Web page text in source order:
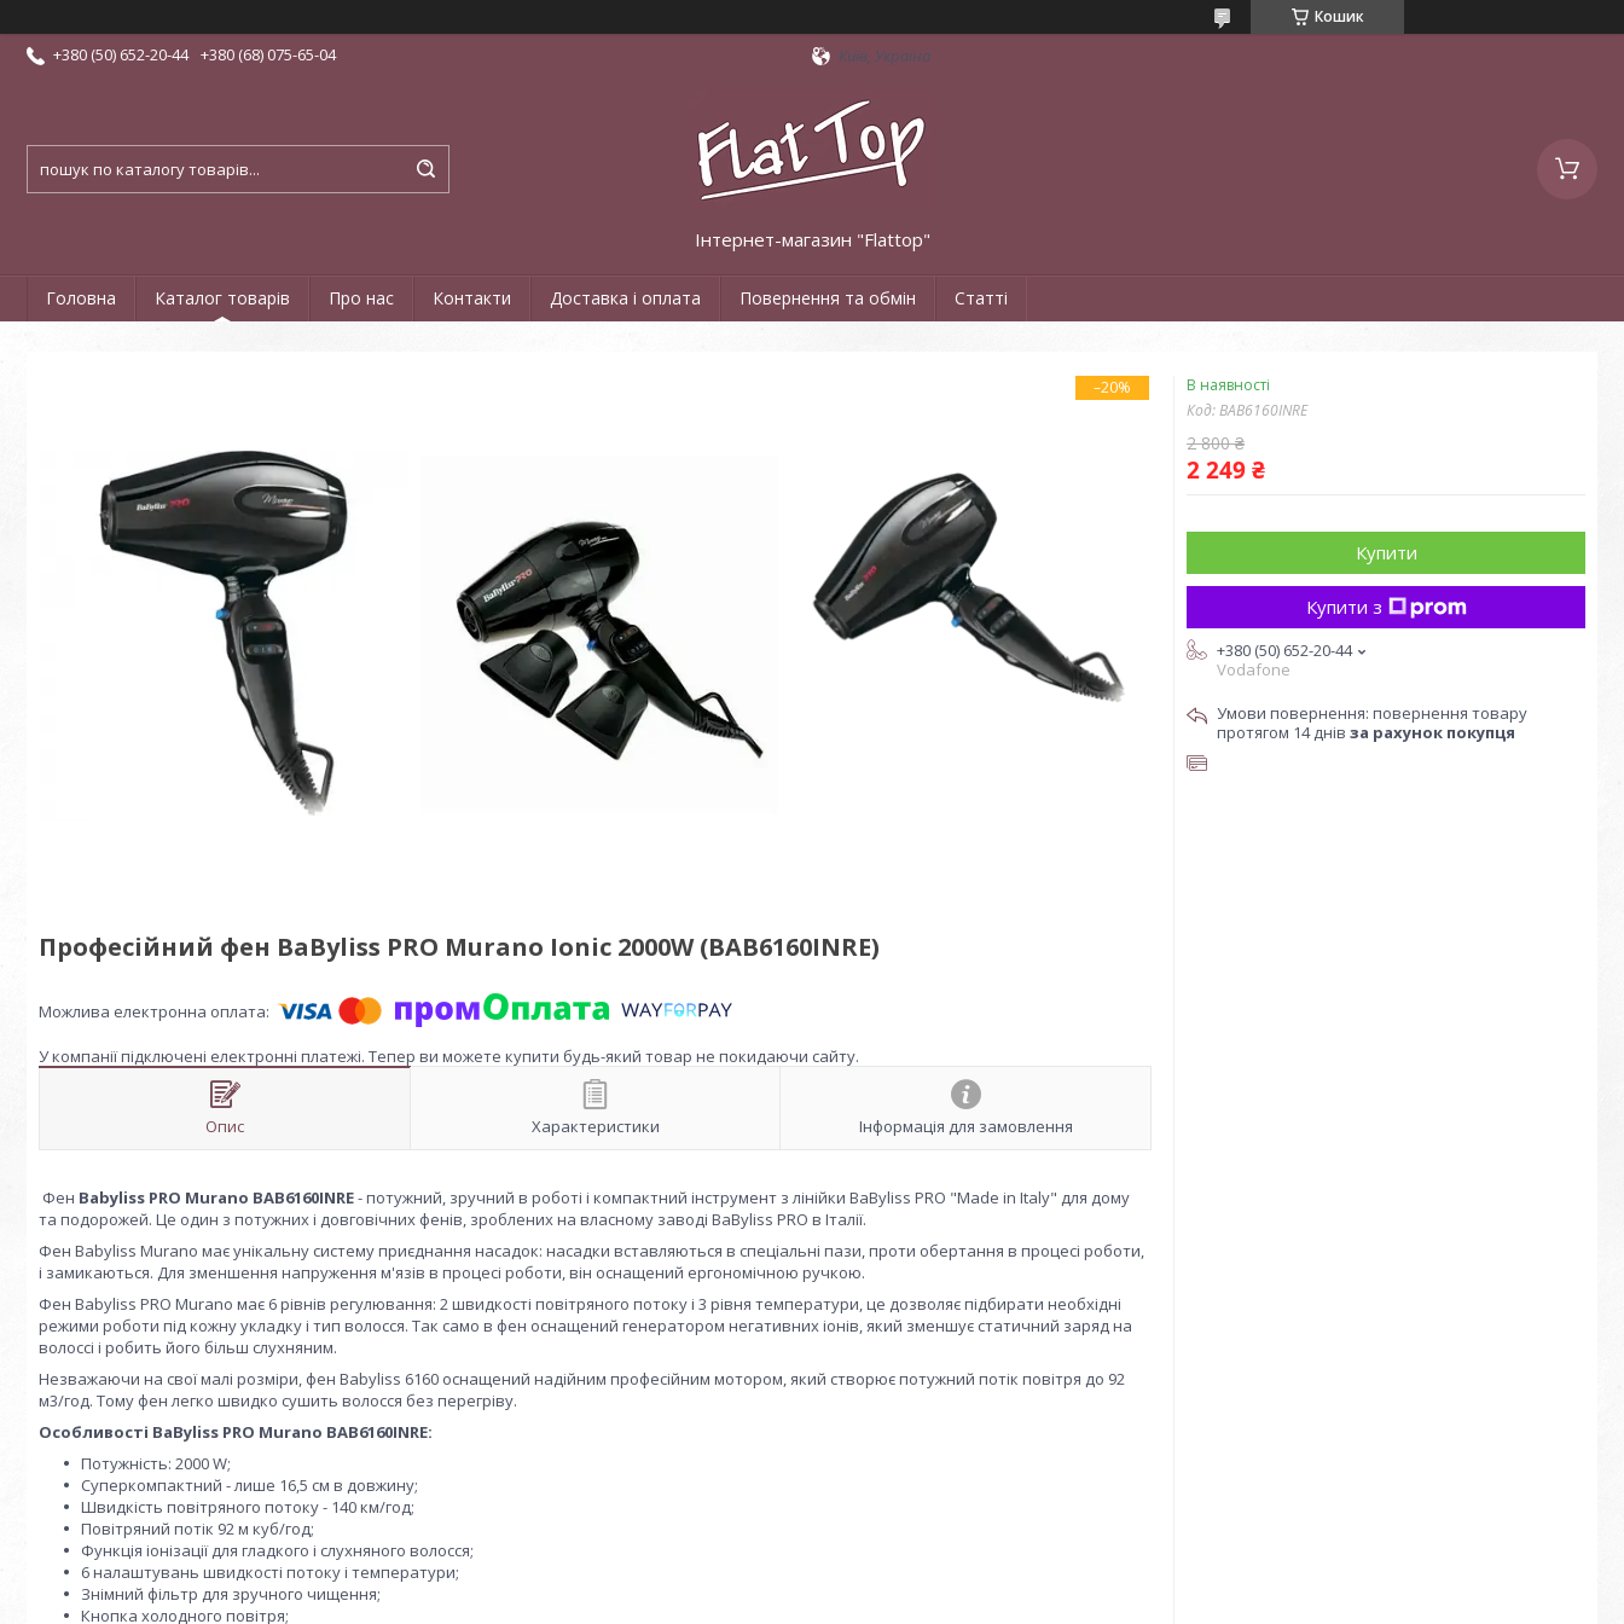
Кошик
+380 (50) 652-20-44 +380 (68) 075-65-04 Київ, Україна
Інтернет-магазин "Flattop"
Головна Каталог товарів Про нас Контакти Доставка і оплата Повернення та обмін Статті
–20%
Професійний фен BaByliss PRO Murano Ionic 2000W (BAB6160INRE)
У компанії підключені електронні платежі. Тепер ви можете купити будь-який товар не покидаючи сайту.
Опис Характеристики Інформація для замовлення
Фен Babyliss PRO Murano BAB6160INRE- потужний, зручний в роботі і компактний інструмент з лінійки BaByliss PRO "Made in Italy" для дому
та подорожей. Це один з потужних і довговічних фенів, зроблених на власному заводі BaByliss PRO в Італії.
Фен Babyliss Murano має унікальну систему приєднання насадок: насадки вставляються в спеціальні пази, проти обертання в процесі роботи,
і замикаються. Для зменшення напруження м'язів в процесі роботи, він оснащений ергономічною ручкою.
Фен Babyliss PRO Murano має 6 рівнів регулювання: 2 швидкості повітряного потоку і 3 рівня температури, це дозволяє підбирати необхідні
режими роботи під кожну укладку і тип волосся. Так само в фен оснащений генератором негативних іонів, який зменшує статичний заряд на
волоссі і робить його більш слухняним.
Незважаючи на свої малі розміри, фен Babyliss 6160 оснащений надійним професійним мотором, який створює потужний потік повітря до 92
м3/год. Тому фен легко швидко сушить волосся без перегріву.
Особливості BaByliss PRO Murano BAB6160INRE:
Потужність: 2000 W;
Суперкомпактний - лише 16,5 см в довжину;
Швидкість повітряного потоку - 140 км/год;
Повітряний потік 92 м куб/год;
Функція іонізації для гладкого і слухняного волосся;
6 налаштувань швидкості потоку і температури;
Знімний фільтр для зручного чищення;
Кнопка холодного повітря;
В наявності
Код:BAB6160INRE
2 800 ₴
2 249 ₴
Купити
Купити з
+380 (50) 652-20-44
Vodafone
повернення товару
протягом 14 днів за рахунок покупця